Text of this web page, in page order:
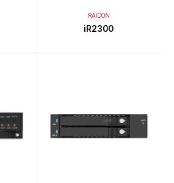
RAIDON
iR2300